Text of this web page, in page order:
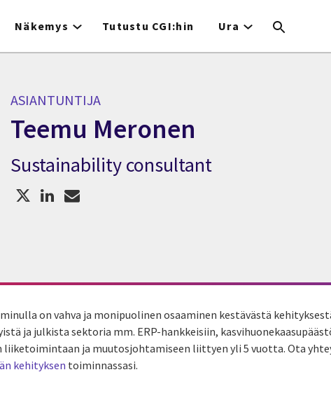
Näkemys Tutustu CGI:hin Ura
ASIANTUNTIJA
Teemu Meronen
Asiantuntija Teemu Meronen
Sustainability consultant
on vahva ja monipuolinen osaaminen kestävästä
ja julkista sektoria mm. ERP-hankkeisiin,
liiketoimintaan ja muutosjohtamiseen liittyen yli 5 vuotta. Ota
kehityksen toiminnassasi.